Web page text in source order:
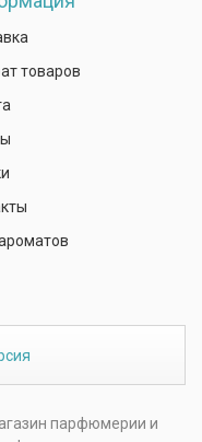
товаров
парфюмерии и